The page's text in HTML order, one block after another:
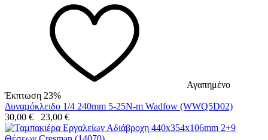
Αγαπημένο
Έκπτωση 23%
Δυναμόκλειδο 1/4 240mm 5-25N-m Wadfow (WWQ5D02)
30,00 € 23,00 €